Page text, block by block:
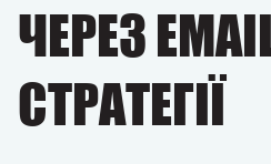
ЧЕРЕЗ
СТРАТЕГІЇ